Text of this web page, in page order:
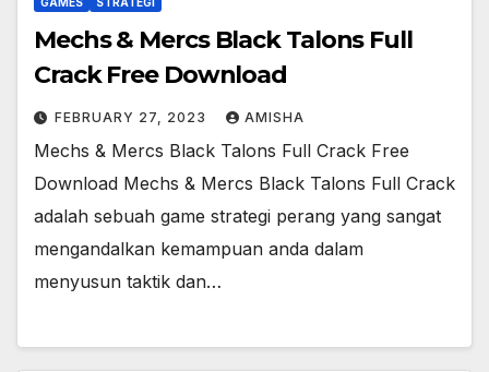
Mechs & Mercs Black Talons Full
Crack Free Download
FEBRUARY 27, 2023 AMISHA
Mechs & Mercs Black Talons Full Crack Free
Download Mechs & Mercs Black Talons Full Crack
adalah sebuah game strategi perang yang sangat
mengandalkan kemampuan anda dalam
menyusun taktik dan…